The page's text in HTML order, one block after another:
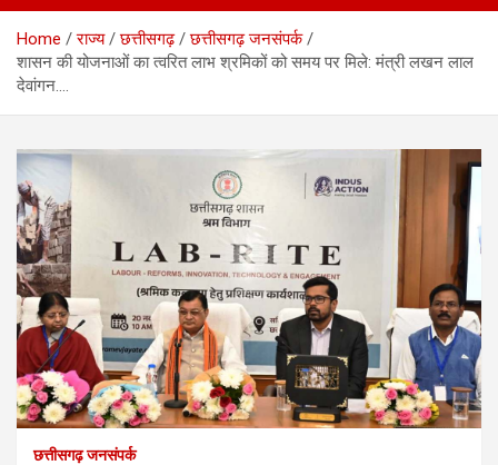
Home राज्य छत्तीसगढ़
छत्तीसगढ़ जनसंपर्क
शासन की योजनाओं का त्वरित लाभ श्रमिकों को समय पर मिले: मंत्री लखन लाल
देवांगन….
छत्तीसगढ़ जनसंपर्क